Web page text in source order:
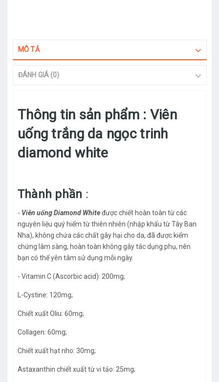
MÔ TẢ
ĐÁNH GIÁ (0)
Thông tin sản phẩm : Viên
uống trắng da ngọc trinh
diamond white
Thành phần :
- Viên uống Diamond Whiteđược chiết hoàn toàn từ các
nguyên liệu quý hiếm từ thiên nhiên (nhập khẩu từ Tây Ban
Nha), không chứa các chất gây hại cho da, đã được kiểm
chứng lâm sàng, hoàn toàn không gây tác dụng phụ, nên
bạn có thể yên tâm sử dụng mỗi ngày.
- Vitamin C (Ascorbic acid): 200mg;
L-Cystine: 120mg;
Chiết xuất Oliu: 60mg;
Collagen: 60mg;
Chiết xuất hạt nho: 30mg;
Astaxanthin chiết xuất từ vi tảo: 25mg;